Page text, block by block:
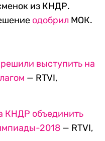
из КНДР.
одобрил МОК.
выступить на
— RTVI,
КНДР объединить
2018 — RTVI,